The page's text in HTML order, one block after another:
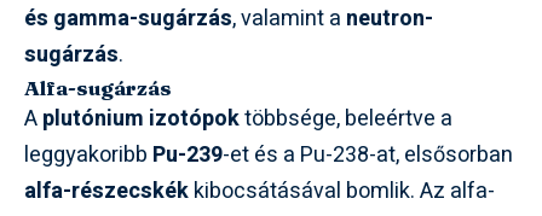
és gamma-sugárzás, valamint a neutron-
sugárzás.
Alfa-sugárzás
Aplutónium izotópoktöbbsége, beleértve a
leggyakoribb Pu-239-et és a Pu-238-at, elsősorban
alfa-részecskékkibocsátásával bomlik. Az alfa-